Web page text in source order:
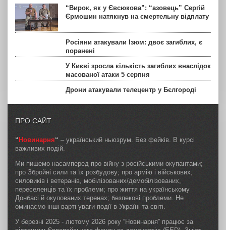
“Вирок, як у Євсюкова”: “азовець” Сергій
Єрмошин натякнув на смертельну відплату
Росіяни атакували Ізюм: двоє загиблих, є
поранені
У Києві зросла кількість загиблих внаслідок
масованої атаки 5 серпня
Дрони атакували телецентр у Бєлгороді
ПРО САЙТ
“Новинарня“ – український ньюзрум. Без фейків. В курсі
важливих подій.
Ми пишемо насамперед про війну з російськими окупантами;
про Збройні сили та їх розбудову; про армію і військових,
силовиків і ветеранів, мобілізованих/демобілізованих,
переселенців та їх проблеми; про життя на українському
Донбасі й окупованих теренах; безпекові проблеми. Не
оминаємо інші варті уваги події в Україні та світі.
У березні 2025 - лютому 2026 року “Новинарня” працює за